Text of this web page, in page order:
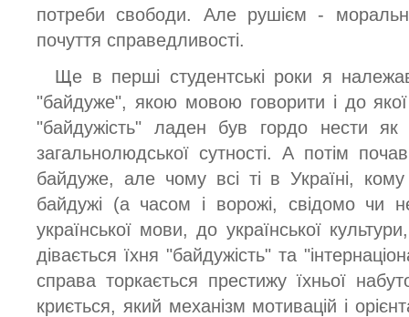
потреби свободи. Але рушієм -
почуття справедливості.
Ще в перші студентські роки я
"байдуже", якою мовою говорити і до
"байдужість" ладен був гордо нести як
загальнолюдської сутності. А потім
байдуже, але чому всі ті в Україні,
байдужі (а часом і ворожі, свідомо чи
української мови, до української
дівається їхня "байдужість" та
справа торкається престижу їхньої
криється, який механізм мотивацій і